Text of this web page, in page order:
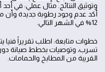
وتوثيق النتائج. مثال عملي: في
أكد عدم وجود رطوبة جديدة وأن
12% في الشهر التالي.
خطوات متابعة: اطلب تقريراً
تسرب، وتوصيات بخطط صيانة
القريبة من المطابخ والحمامات.